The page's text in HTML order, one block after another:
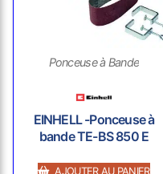
Ponceuse à Bande
EINHELL -Ponceuse à
bande TE-BS 850 E
AJOUTER AU PANIER